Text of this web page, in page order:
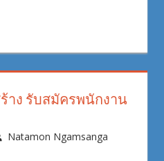
าง รับสมัครพนักงาน
Natamon Ngamsanga